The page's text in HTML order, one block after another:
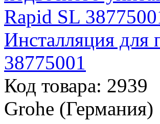
Инсталляция для
38775001
Код товара: 2939
Grohe (Германия)